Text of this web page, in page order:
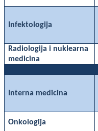
Infektologija
Radiologija i nuklearna
medicina
Interna medicina
Onkologija